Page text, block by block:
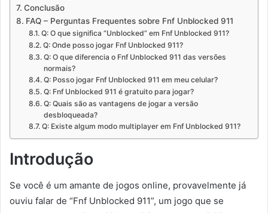
Conclusão
FAQ – Perguntas Frequentes sobre Fnf Unblocked 911
Q: O que significa “Unblocked” em Fnf Unblocked 911?
Q: Onde posso jogar Fnf Unblocked 911?
Q: O que diferencia o Fnf Unblocked 911 das versões
normais?
Q: Posso jogar Fnf Unblocked 911 em meu celular?
Q: Fnf Unblocked 911 é gratuito para jogar?
Q: Quais são as vantagens de jogar a versão
desbloqueada?
Q: Existe algum modo multiplayer em Fnf Unblocked 911?
Introdução
Se você é um amante de jogos online, provavelmente já
ouviu falar de “Fnf Unblocked 911”, um jogo que se